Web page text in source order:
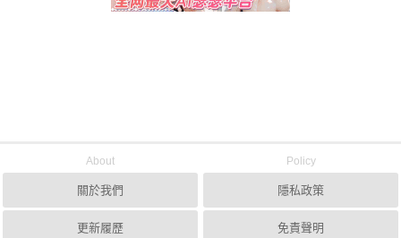
About
關於我們
更新履歷
Policy
隱私政策
免責聲明